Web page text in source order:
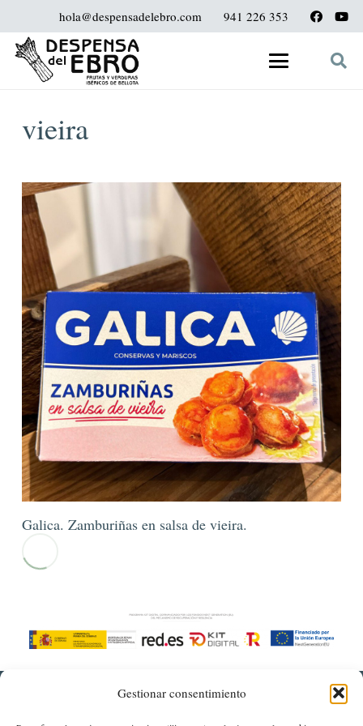
Gestionar consentimiento
hola@despensadelebro.com 941 226 353
vieira
Galica. Zamburiñas en salsa de vieira.